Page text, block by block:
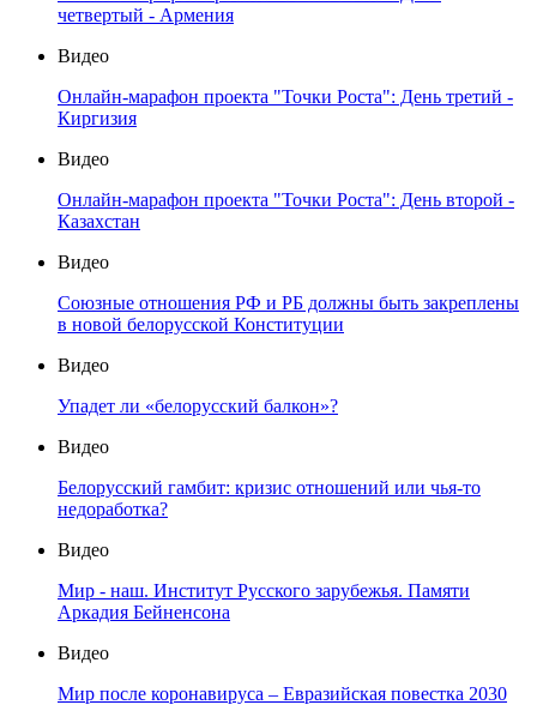
четвертый - Армения
Видео
Онлайн-марафон проекта "Точки Роста": День третий -
Киргизия
Видео
Онлайн-марафон проекта "Точки Роста": День второй -
Казахстан
Видео
Союзные отношения РФ и РБ должны быть закреплены
в новой белорусской Конституции
Видео
Упадет ли «белорусский балкон»?
Видео
Белорусский гамбит: кризис отношений или чья-то
недоработка?
Видео
Мир - наш. Институт Русского зарубежья. Памяти
Аркадия Бейненсона
Видео
Мир после коронавируса – Евразийская повестка 2030